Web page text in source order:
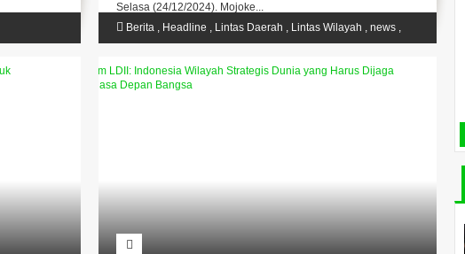
Selasa (24/12/2024). Mojoke...
Berita , Headline , Lintas Daerah , Lintas Wilayah ,news ,